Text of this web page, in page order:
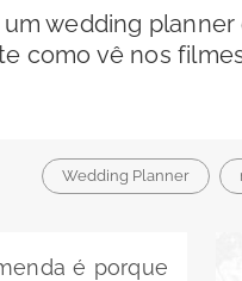
wedding planner
como vê nos
Wedding Planner
é porque